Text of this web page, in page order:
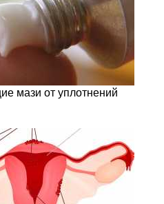
мази от уплотнений